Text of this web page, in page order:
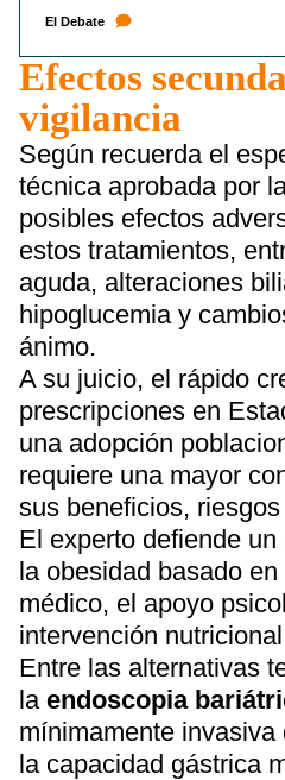
El Debate
Efectos
vigilancia
Según recuerda el
técnica aprobada por
posibles efectos
estos tratamientos,
aguda, alteraciones
hipoglucemia y
ánimo.
A su juicio, el rápido
prescripciones en
una adopción
requiere una mayor
sus beneficios,
El experto defiende
la obesidad basado
médico, el apoyo
intervención
Entre las alternativas
la endoscopia
mínimamente
la capacidad gástrica